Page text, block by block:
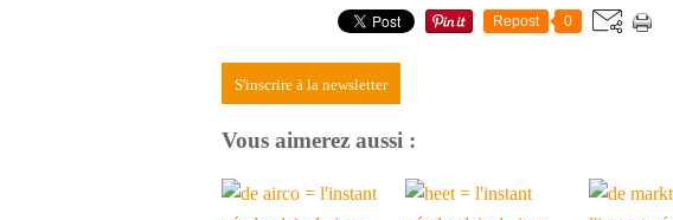
Repost 0
S'inscrire à la newsletter
Vous aimerez aussi :